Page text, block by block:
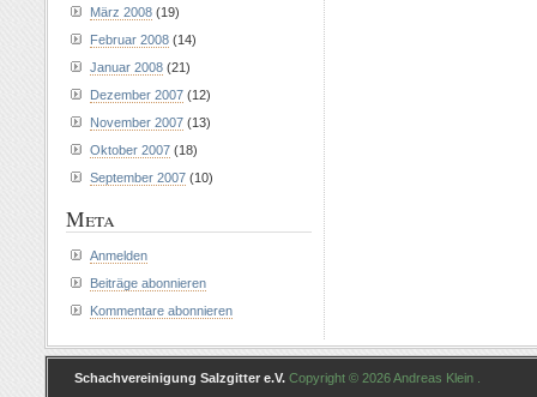
März 2008 (19)
Februar 2008 (14)
Januar 2008 (21)
Dezember 2007 (12)
November 2007 (13)
Oktober 2007 (18)
September 2007 (10)
Meta
Anmelden
Beiträge abonnieren
Kommentare abonnieren
Schachvereinigung Salzgitter e.V. Copyright © 2026 Andreas Klein .